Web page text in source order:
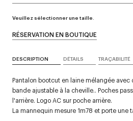
Veuillez sélectionner une taille.
RÉSERVATION EN BOUTIQUE
DESCRIPTION DÉTAILS TRAÇABILITÉ
Pantalon bootcut en laine mélangée
bande ajustable à la cheville.. Poches
l'arrière. Logo AC sur poche arrière.
La mannequin mesure 1m78 et porte une